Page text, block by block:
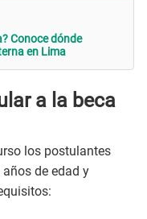
Conoce dónde
en Lima
a la beca
los postulantes
de edad y